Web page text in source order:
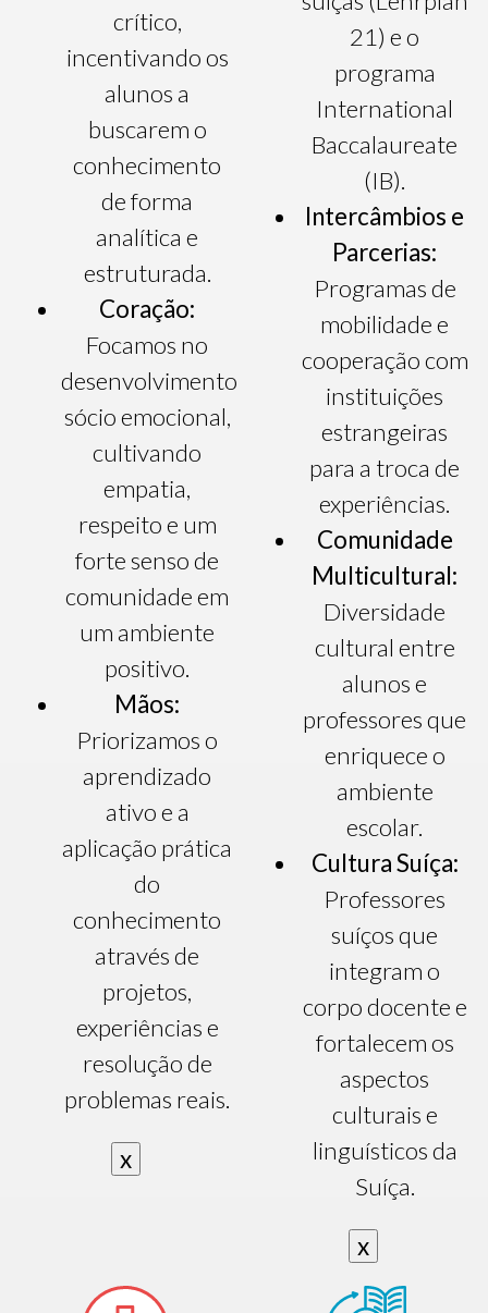
crítico,
incentivando os
alunos a
buscarem o
conhecimento
de forma
analítica e
estruturada.
Coração:
Focamos no
desenvolvimento
sócio emocional,
cultivando
empatia,
respeito e um
forte senso de
comunidade em
um ambiente
positivo.
Mãos:
Priorizamos o
aprendizado
ativo e a
aplicação prática
do
conhecimento
através de
projetos,
experiências e
resolução de
problemas reais.
x
21) e o
programa
International
Baccalaureate
(IB).
Intercâmbios e
Parcerias:
Programas de
mobilidade e
cooperação com
instituições
estrangeiras
para a troca de
experiências.
Comunidade
Multicultural:
Diversidade
cultural entre
alunos e
professores que
enriquece o
ambiente
escolar.
Cultura Suíça:
Professores
suíços que
integram o
corpo docente e
fortalecem os
aspectos
culturais e
linguísticos da
Suíça.
x